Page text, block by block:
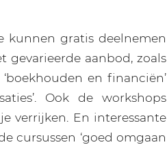
kunnen gratis deelnemen
gevarieerde aanbod, zoals
en financiën’
Ook de workshops
verrijken. En interessante
cursussen ‘goed omgaan